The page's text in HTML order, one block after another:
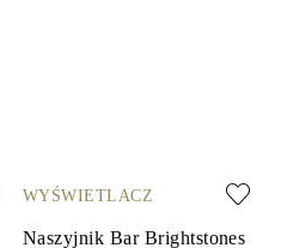
WYŚWIETLACZ
Naszyjnik Bar Brightstones